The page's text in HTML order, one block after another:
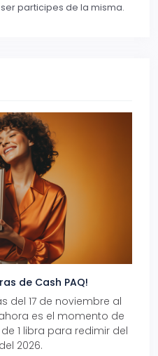
participes de la misma.
de Cash PAQ!
del 17 de noviembre al
es el momento de
1 libra para redimir del
2026.